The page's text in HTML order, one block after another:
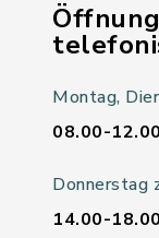
Montag,
08.00-
Donnerstag
14.00-